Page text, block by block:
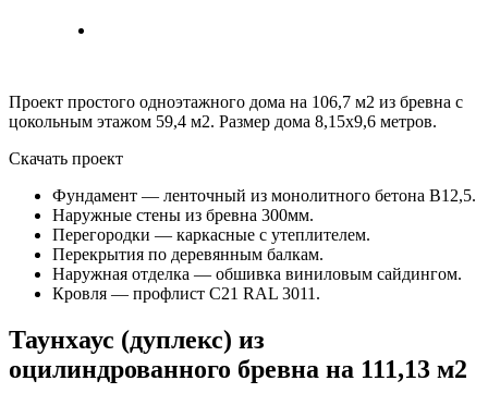
Проект простого одноэтажного дома на 106,7 м2 из бревна с
цокольным этажом 59,4 м2. Размер дома 8,15х9,6 метров.
Скачать проект
Фундамент — ленточный из монолитного бетона В12,5.
Наружные стены из бревна 300мм.
Перегородки — каркасные с утеплителем.
Перекрытия по деревянным балкам.
Наружная отделка — обшивка виниловым сайдингом.
Кровля — профлист C21 RAL 3011.
Таунхаус (дуплекс) из
оцилиндрованного бревна на 111,13 м2